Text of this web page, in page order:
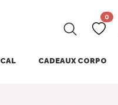
0
CADEAUX CORPO